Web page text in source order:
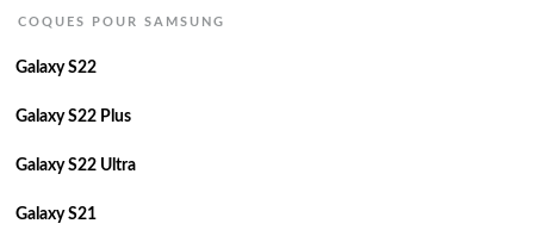
COQUES POUR SAMSUNG
Galaxy S22
Galaxy S22 Plus
Galaxy S22 Ultra
Galaxy S21